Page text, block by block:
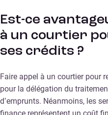
Est-ce
à un courtier
ses crédits ?
Faire appel à un courtier pour
pour la délégation du
d’emprunts. Néanmoins, les